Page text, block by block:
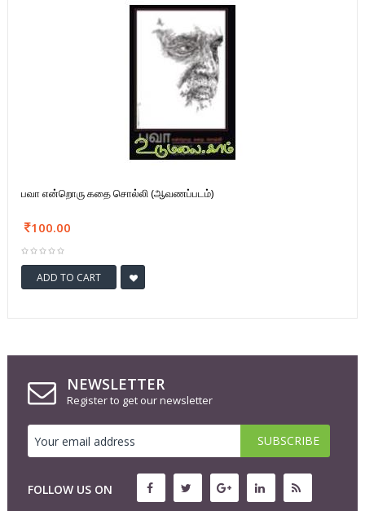
பவா என்றொரு கதை சொல்லி (ஆவணப்படம்)
100.00
ADD TO CART
NEWSLETTER
Register to get our newsletter
FOLLOW US ON